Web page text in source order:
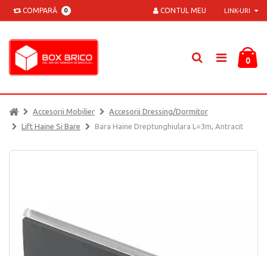
COMPARĂ 0 LINK-URI
CONTUL MEU
0
Accesorii Mobilier
Accesorii Dressing/dormitor
Lift Haine Si Bare
Bara Haine Dreptunghiulara L=3m, Antracit